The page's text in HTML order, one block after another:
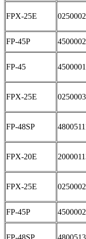
FPX-25E
FP-45P
FP-45
FPX-25E
FP-48SP
FPX-20E
FPX-25E
FP-45P
FP-48SP